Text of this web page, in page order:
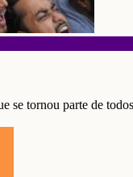
tornou parte de